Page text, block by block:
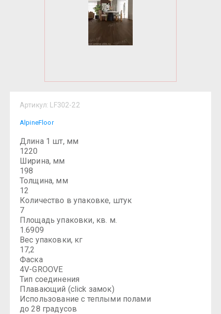
Артикул: LF302-22
AlpineFloor
Длина 1 шт, мм
1220
Ширина, мм
198
Толщина, мм
12
Количество в упаковке, штук
7
Площадь упаковки, кв. м.
1.6909
Вес упаковки, кг
17,2
Фаска
4V-GROOVE
Тип соединения
Плавающий (click замок)
Использование с теплыми полами
до 28 градусов